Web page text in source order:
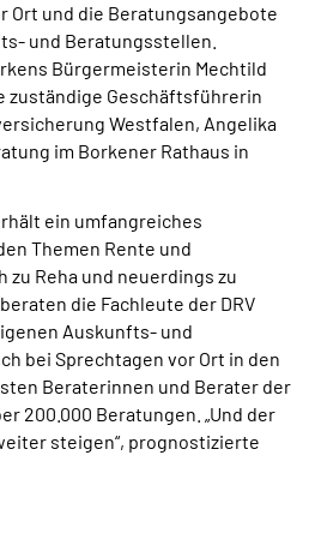
Ort und die Beratungsangebote
und Beratungsstellen.
Bürgermeisterin Mechtild
zuständige Geschäftsführerin
Westfalen, Angelika
im Borkener Rathaus in
ein umfangreiches
Themen Rente und
Reha und neuerdings zu
die Fachleute der DRV
Auskunfts- und
bei Sprechtagen vor Ort in den
Beraterinnen und Berater der
200.000 Beratungen. „Und der
steigen“, prognostizierte